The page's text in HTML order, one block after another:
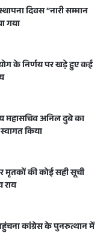
दिवस “नारी सम्मान
गया
के निर्णय पर खड़े हुए कई
महासचिव अनिल दुबे का
किया
मृतकों की कोई सही सूची
राय
कांग्रेस के पुनरुत्थान में